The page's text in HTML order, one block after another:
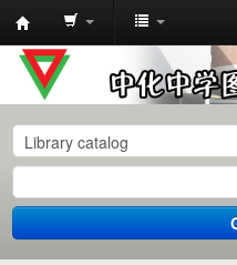
中
化
中
学
图
书
馆